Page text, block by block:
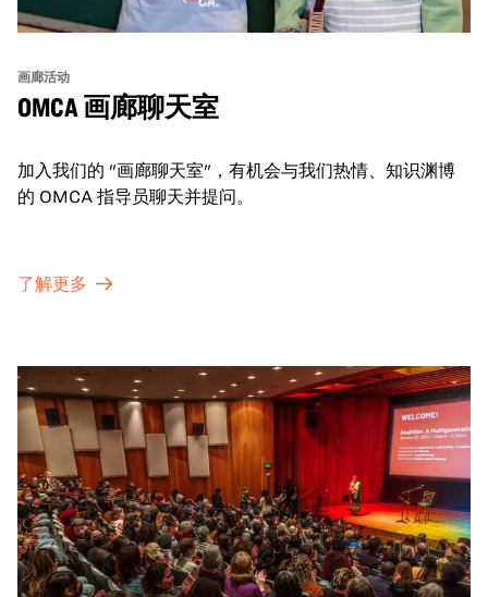
画廊活动
OMCA 画廊聊天室
加入我们的 "画廊聊天室"，有机会与我们热情、知识渊博
的 OMCA 指导员聊天并提问。
了解更多